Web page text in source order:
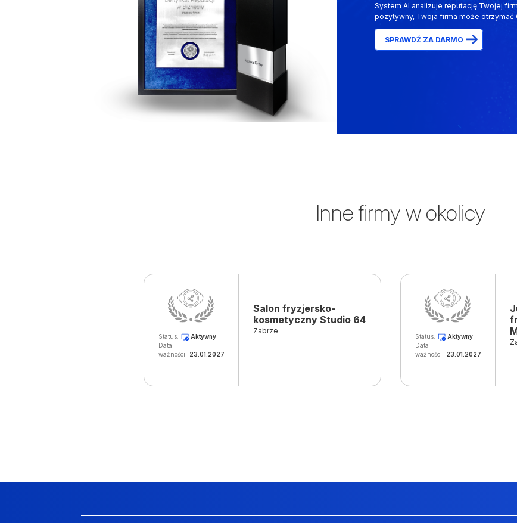
System AI analizuje reputację Twojej
pozytywny, Twoja firma może otrzymać
SPRAWDŹ ZA DARMO
Inne firmy w okolicy
Status:
Aktywny
Data
ważności: 23.01.2027
Salon fryzjersko-
kosmetyczny Studio 64
Zabrze
Status:
Aktywny
Data
ważności: 23.01.2027